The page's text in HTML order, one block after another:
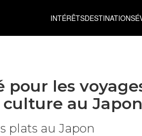
INTÉRÊTSDESTINATIONS
les
au Japon
plats au Japon